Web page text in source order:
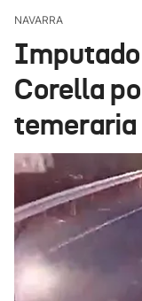
NAVARRA
Imputado
Corella
temeraria